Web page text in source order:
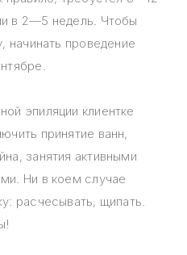
в 2—5 недель. Чтобы
начинать проведение
эпиляции клиентке
принятие ванн,
занятия активными
Ни в коем случае
расчесывать, щипать.